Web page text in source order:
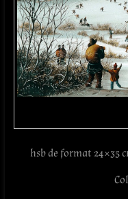
hsb de format 24×35